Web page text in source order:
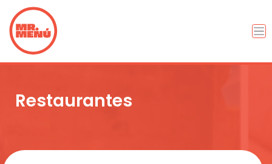
Restaurantes